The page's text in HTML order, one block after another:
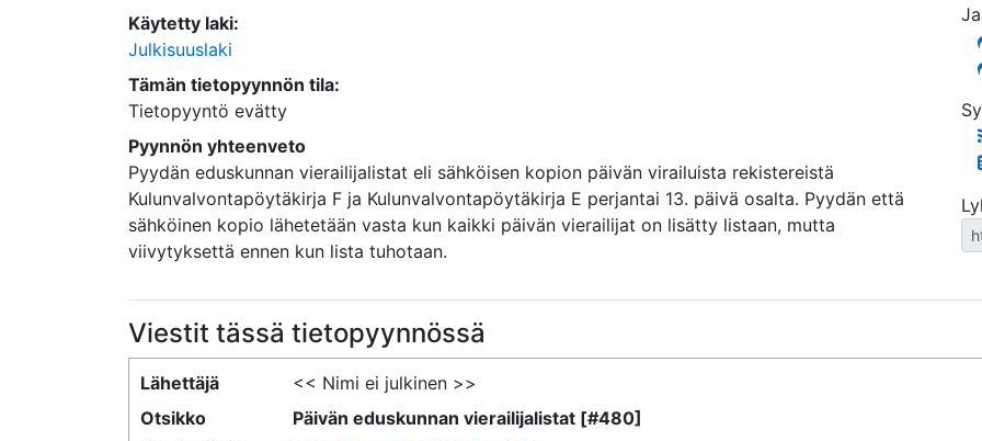
Käytetty laki:
Julkisuuslaki
Tämän tietopyynnön tila:
Tietopyyntö evätty
Pyynnön yhteenveto
Pyydän eduskunnan vierailijalistat eli sähköisen kopion päivän virailuista rekistereistä
Kulunvalvontapöytäkirja F ja Kulunvalvontapöytäkirja E perjantai 13. päivä osalta. Pyydän että
sähköinen kopio lähetetään vasta kun kaikki päivän vierailijat on lisätty listaan, mutta
viivytyksettä ennen kun lista tuhotaan.
Viestit tässä tietopyynnössä
Lähettäjä
<< Nimi ei julkinen >>
Otsikko
Päivän eduskunnan vierailijalistat [#480]